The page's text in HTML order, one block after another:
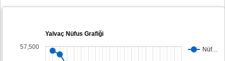
Yalvaç Nüfus Grafiği
Nüf…
57,500